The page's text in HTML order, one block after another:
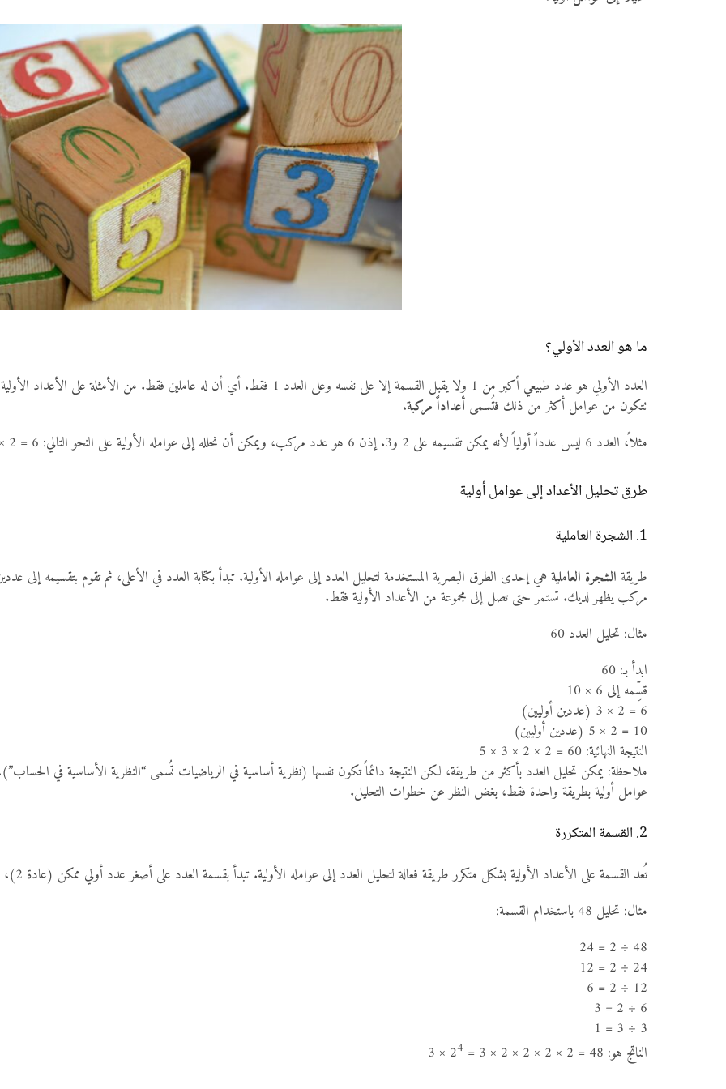
ما هو العدد الأولي؟
تتكون من عوامل أكثر من ذلك فتُسمى أعداداً مركبة.
مثلاً، العدد 6 ليس عدداً أولياً لأنه يمكن تقسيمه على 2 و3. إذن 6 هو عدد مركب، ويمكن أن نحلله إلى عوامله الأولية على النحو التالي: 6 = 2 × 3، وكل من 2 و3 عدد أولي.
طرق تحليل الأعداد إلى عوامل أولية
1. الشجرة العاملية
طريقة الشجرة العامليةهي إحدى الطرق البصرية المستخدمة لتحليل العدد إلى عوامله الأولية. تبدأ بكتابة العدد في الأعلى، ثم تقوم بتقسيمه إلى
مركب يظهر لديك. تستمر حتى تصل إلى مجموعة من الأعداد الأولية فقط.
مثال: تحليل العدد 60
ابدأ بـ: 60
قسِّمه إلى 6 × 10
6 = 2 × 3 (عددين أوليين)
10 = 2 × 5 (عددين أوليين)
النتيجة النهائية: 60 = 2 × 2 × 3 × 5
عوامل أولية بطريقة واحدة فقط، بغض النظر عن خطوات التحليل.
2. القسمة المتكررة
تُعد القسمة على الأعداد الأولية بشكل متكرر طريقة فعالة لتحليل العدد إلى عوامله الأولية. تبدأ بقسمة العدد على أصغر عدد أولي ممكن (عادة 2)، وتستمر في القسمة إلى أن تصل لأعداد أولية نهائية.
مثال: تحليل 48 باستخدام القسمة:
48 ÷ 2 = 24
24 ÷ 2 = 12
12 ÷ 2 = 6
6 ÷ 2 = 3
3 ÷ 3 = 1
الناتج هو: 48 = 2 × 2 × 2 × 2 × 3 = 2
4
× 3